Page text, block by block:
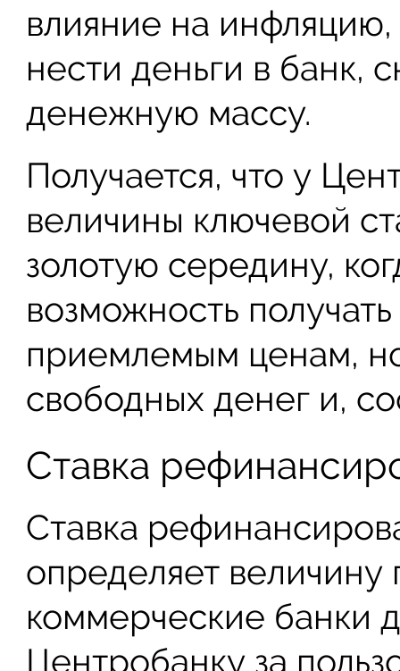
влияние на
нести деньги в банк,
денежную массу.
Получается, что у
величины ключевой
золотую середину,
возможность
приемлемым ценам,
свободных денег и,
Ставка
Ставка
определяет величину
коммерческие банки
Центробанку за